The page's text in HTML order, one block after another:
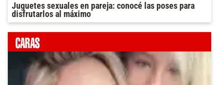
Juguetes sexuales en pareja: conocé las poses para
disfrutarlos al máximo